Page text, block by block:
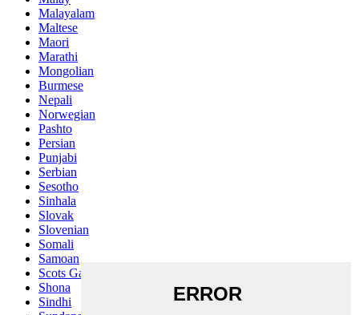
Malayalam
Maltese
Maori
Marathi
Mongolian
Burmese
Nepali
Norwegian
Pashto
Persian
Punjabi
Serbian
Sesotho
Sinhala
Slovak
Slovenian
Somali
Samoan
Scots Gaelic
Shona
Sindhi